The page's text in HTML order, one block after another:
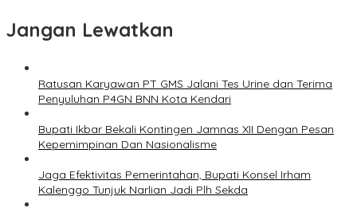
Jangan Lewatkan
Ratusan Karyawan PT GMS Jalani Tes Urine dan Terima
Penyuluhan P4GN BNN Kota Kendari
Bupati Ikbar Bekali Kontingen Jamnas XII Dengan Pesan
Kepemimpinan Dan Nasionalisme
Jaga Efektivitas Pemerintahan, Bupati Konsel Irham
Kalenggo Tunjuk Narlian Jadi Plh Sekda